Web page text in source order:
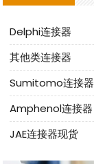
Delphi连接器
其他类连接器
Sumitomo连接器
Amphenol连接器
JAE连接器现货